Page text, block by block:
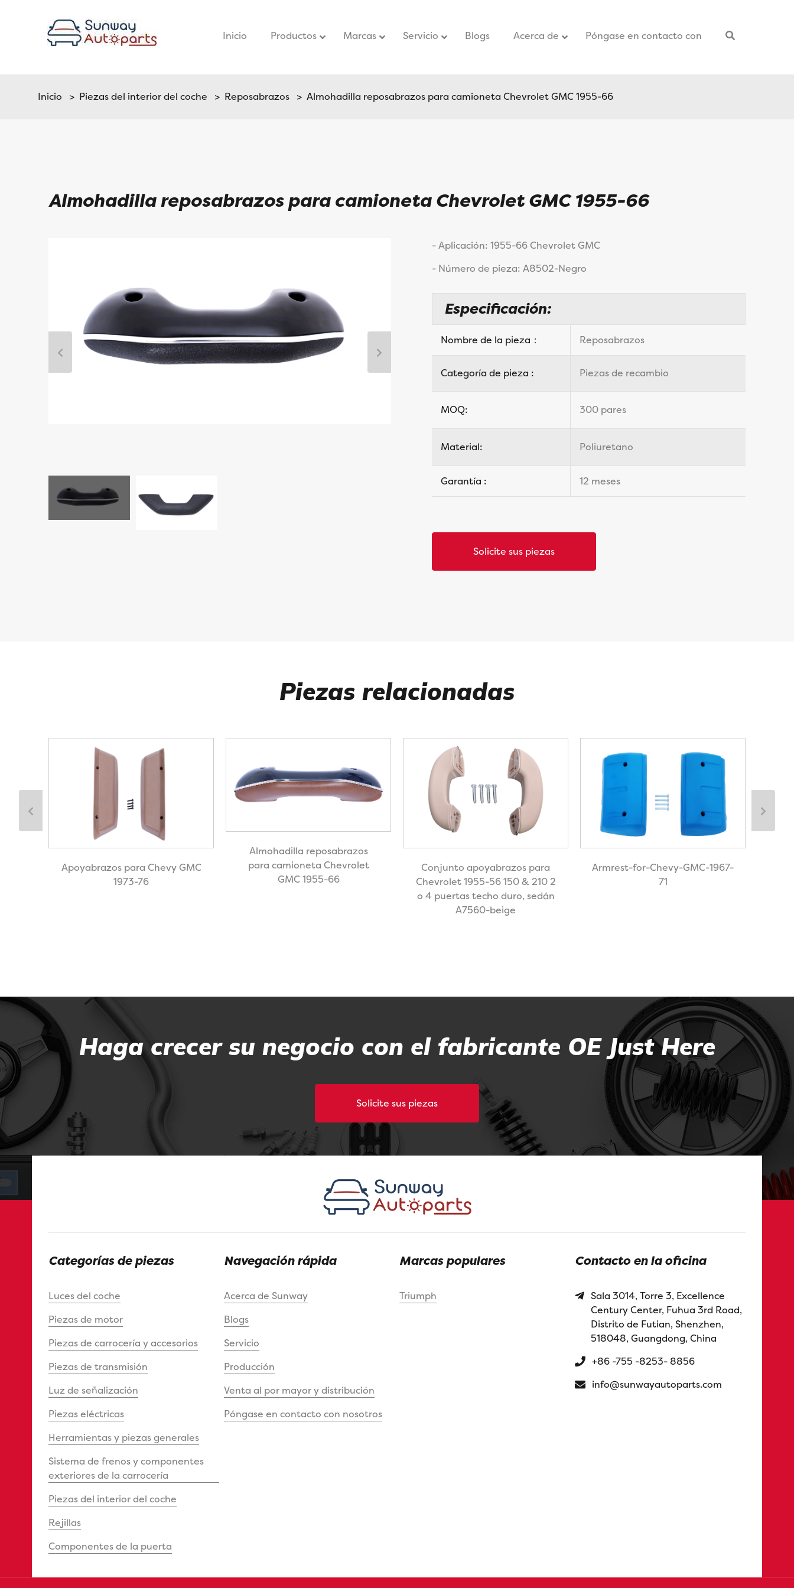
Inicio Productos Marcas Servicio – Blogs Acerca de Póngase en contacto con
Inicio >Piezas del interior del coche >Reposabrazos > Almohadilla reposabrazos para camioneta Chevrolet GMC 1955-66
Almohadilla reposabrazos para camioneta Chevrolet GMC 1955-66
- Aplicación: 1955-66 Chevrolet GMC
- Número de pieza: A8502-Negro
Especificación:
Nombre de la pieza： Reposabrazos
Categoría de pieza : Piezas de recambio
MOQ: 300 pares
Material: Poliuretano
Garantía : 12 meses
Solicite sus piezas
Piezas relacionadas
Apoyabrazos para Chevy GMC
1973-76
Almohadilla reposabrazos
para camioneta Chevrolet
GMC 1955-66
Conjunto apoyabrazos para
Chevrolet 1955-56 150 & 210 2
o 4 puertas techo duro, sedán
A7560-beige
Armrest-for-Chevy-GMC-1967-
71
Haga crecer su negocio con el fabricante OE Just Here
Solicite sus piezas
Categorías de piezas
Luces del coche
Piezas de motor
Piezas de carrocería y accesorios
Piezas de transmisión
Luz de señalización
Piezas eléctricas
Herramientas y piezas generales
Sistema de frenos y componentes
exteriores de la carrocería
Piezas del interior del coche
Rejillas
Componentes de la puerta
Navegación rápida
Acerca de Sunway
Blogs
Servicio
Producción
Venta al por mayor y distribución
Póngase en contacto con nosotros
Marcas populares
Triumph
Contacto en la oficina
Sala 3014, Torre 3, Excellence
Century Center, Fuhua 3rd Road,
Distrito de Futian, Shenzhen,
518048, Guangdong, China
+86 -755 -8253- 8856
info@sunwayautoparts.com